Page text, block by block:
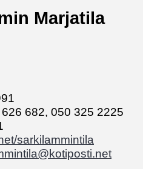
Marjatila
682, 050 325 2225
sarkilammintila